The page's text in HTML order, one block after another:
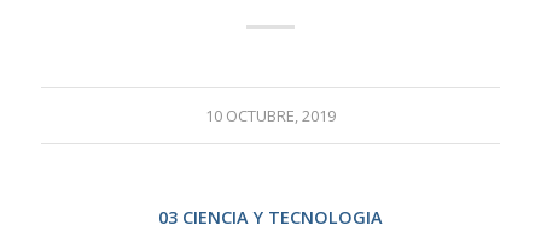
10 OCTUBRE, 2019
03 CIENCIA Y TECNOLOGIA